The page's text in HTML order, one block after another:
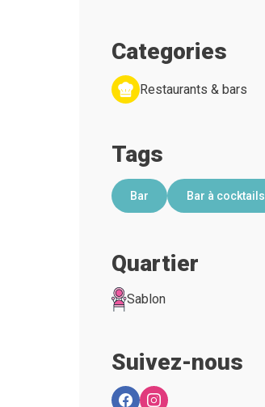
Categories
Restaurants & bars
Tags
Bar Bar à cocktails
Quartier
Sablon
Suivez-nous